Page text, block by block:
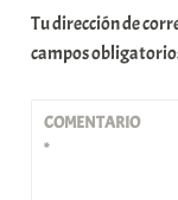
Tu dirección de
campos
COMENTARIO
*